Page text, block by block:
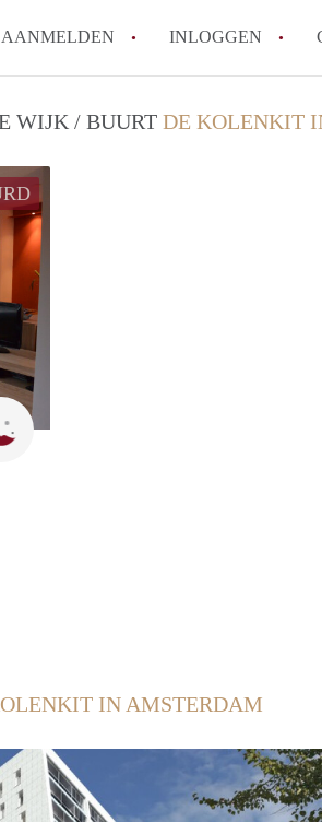
AANMELDEN INLOGGEN
WIJK / BUURT DE KOLENKIT
IN AMSTERDAM